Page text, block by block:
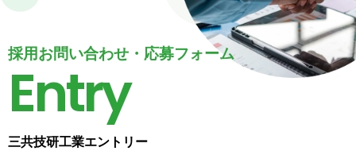
採用お問い合わせ・応募フォーム
Entry
三共技研工業エントリー